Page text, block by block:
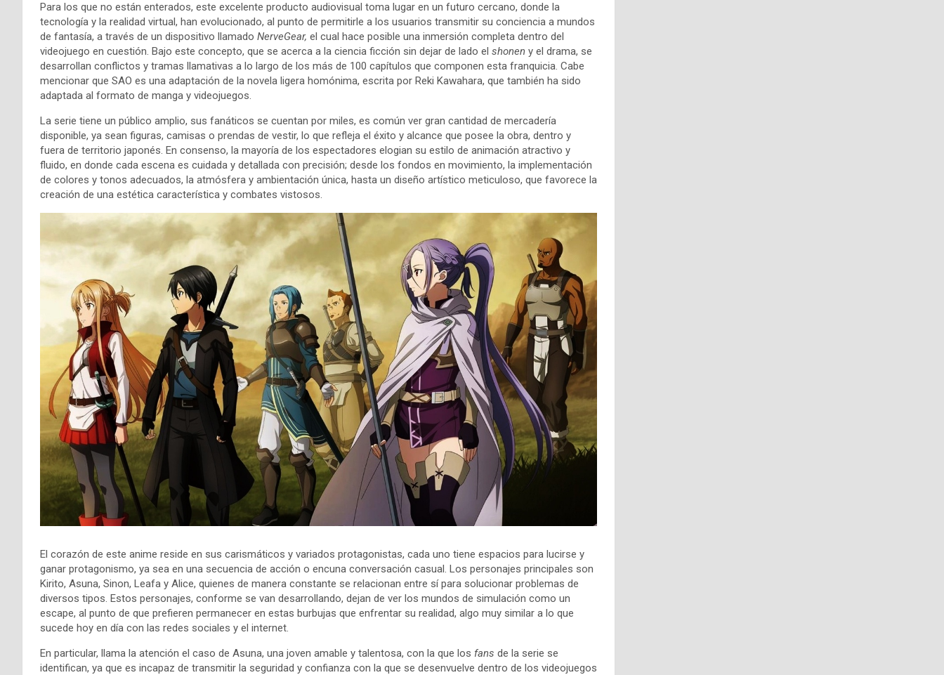
Para los que no están enterados, este excelente producto audiovisual toma lugar en un futuro cercano, donde la
tecnología y la realidad virtual, han evolucionado, al punto de permitirle a los usuarios transmitir su conciencia a mundos
de fantasía, a través de un dispositivo llamado NerveGear, el cual hace posible una inmersión completa dentro del
videojuego en cuestión. Bajo este concepto, que se acerca a la ciencia ficción sin dejar de lado el shonen y el drama, se
desarrollan conflictos y tramas llamativas a lo largo de los más de 100 capítulos que componen esta franquicia. Cabe
mencionar que SAO es una adaptación de la novela ligera homónima, escrita por Reki Kawahara, que también ha sido
adaptada al formato de manga y videojuegos.
La serie tiene un público amplio, sus fanáticos se cuentan por miles, es común ver gran cantidad de mercadería
disponible, ya sean figuras, camisas o prendas de vestir, lo que refleja el éxito y alcance que posee la obra, dentro y
fuera de territorio japonés. En consenso, la mayoría de los espectadores elogian su estilo de animación atractivo y
fluido, en donde cada escena es cuidada y detallada con precisión; desde los fondos en movimiento, la implementación
de colores y tonos adecuados, la atmósfera y ambientación única, hasta un diseño artístico meticuloso, que favorece la
creación de una estética característica y combates vistosos.
El corazón de este anime reside en sus carismáticos y variados protagonistas, cada uno tiene espacios para lucirse y
ganar protagonismo, ya sea en una secuencia de acción o encuna conversación casual. Los personajes principales son
Kirito, Asuna, Sinon, Leafa y Alice, quienes de manera constante se relacionan entre sí para solucionar problemas de
diversos tipos. Estos personajes, conforme se van desarrollando, dejan de ver los mundos de simulación como un
escape, al punto de que prefieren permanecer en estas burbujas que enfrentar su realidad, algo muy similar a lo que
sucede hoy en día con las redes sociales y el internet.
En particular, llama la atención el caso de Asuna, una joven amable y talentosa, con la que los fans de la serie se
identifican, ya que es incapaz de transmitir la seguridad y confianza con la que se desenvuelve dentro de los videojuegos